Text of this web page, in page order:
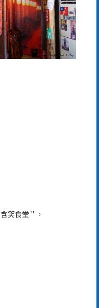
笑食堂＂，